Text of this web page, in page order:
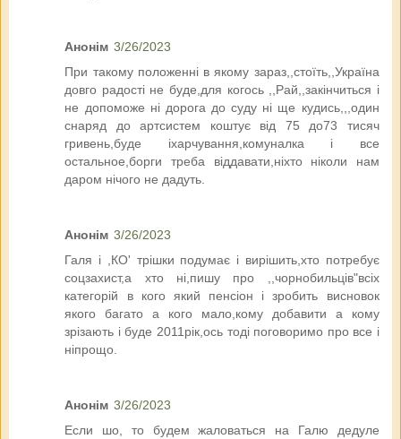
Анонім 3/26/2023
При такому положенні в якому зараз,,стоїть,,Україна
довго радості не буде,для когось ,,Рай,,закінчиться і
не допоможе ні дорога до суду ні ще кудись,,,один
снаряд до артсистем коштує від 75 до73 тисяч
гривень,буде іхарчування,комуналка і все
остальное,борги треба віддавати,ніхто ніколи нам
даром нічого не дадуть.
Анонім 3/26/2023
Галя і ,КО' трішки подумає і вирішить,хто потребує
соцзахист,а хто ні,пишу про ,,чорнобильців"всіх
категорій в кого який пенсіон і зробить висновок
якого багато а кого мало,кому добавити а кому
зрізають і буде 2011рік,ось тоді поговоримо про все і
ніпрощо.
Анонім 3/26/2023
Если шо, то будем жаловаться на Галю дедуле